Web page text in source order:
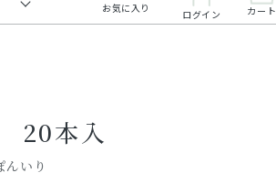
お気に入り ログイン カート
20本入
いり